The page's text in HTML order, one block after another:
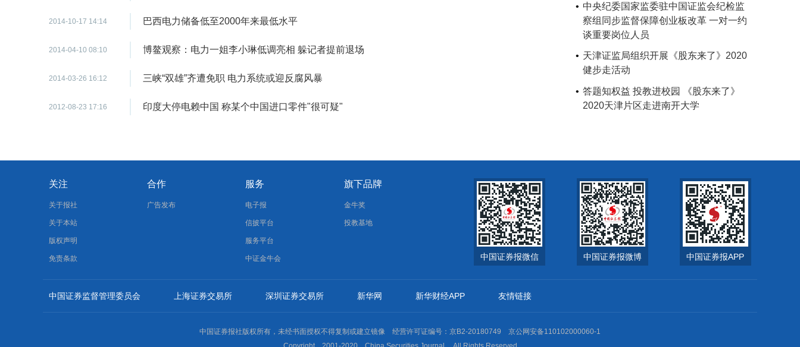
2014-10-17 14:14 巴西电力储备低至2000年来最低水平
2014-04-10 08:10 博鳌观察：电力一姐李小琳低调亮相 躲记者提前退场
2014-03-26 16:12 三峡“双雄”齐遭免职 电力系统或迎反腐风暴
2012-08-23 17:16 印度大停电赖中国 称某个中国进口零件"很可疑"
中央纪委国家监委驻中国证监会纪检监
察组同步监督保障创业板改革 一对一约
谈重要岗位人员
天津证监局组织开展《股东来了》2020
健步走活动
答题知权益 投教进校园 《股东来了》
2020天津片区走进南开大学
关注
关于报社
关于本站
版权声明
免责条款
合作
广告发布
服务
电子报
信披平台
服务平台
中证金牛会
旗下品牌
金牛奖
投教基地
中国证券报微信 中国证券报微博 中国证券报APP
中国证券监督管理委员会 上海证券交易所 深圳证券交易所 新华网 新华财经APP 友情链接
中国证券报社版权所有，未经书面授权不得复制或建立镜像 经营许可证编号：京B2-20180749 京公网安备110102000060-1